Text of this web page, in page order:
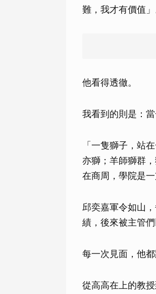
難，我才有價值」
他看得透徹。
我看到的則是：
「一隻獅子，站
亦獅；羊師獅群，
在商周，學院是一
邱奕嘉軍令如山
績，後來被主管們
每一次見面，他
從高高在上的教